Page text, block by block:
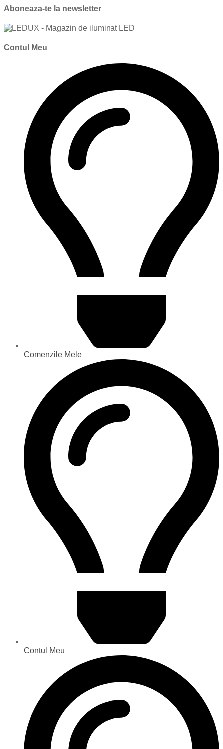
Aboneaza-te la newsletter
Contul Meu
Comenzile Mele
Contul Meu